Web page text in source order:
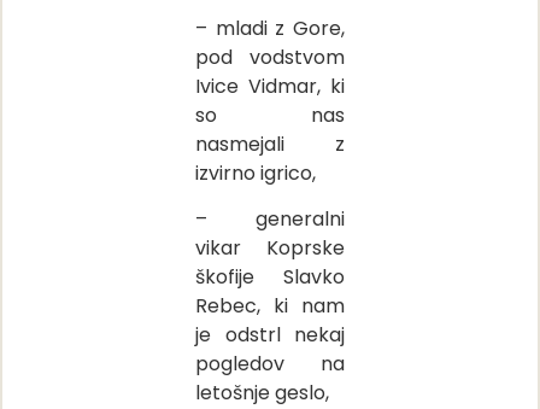
– mladi z Gore,
pod vodstvom
Ivice Vidmar, ki
so nas
nasmejali z
izvirno igrico,
– generalni
vikar Koprske
škofije Slavko
Rebec, ki nam
je odstrl nekaj
pogledov na
letošnje geslo,